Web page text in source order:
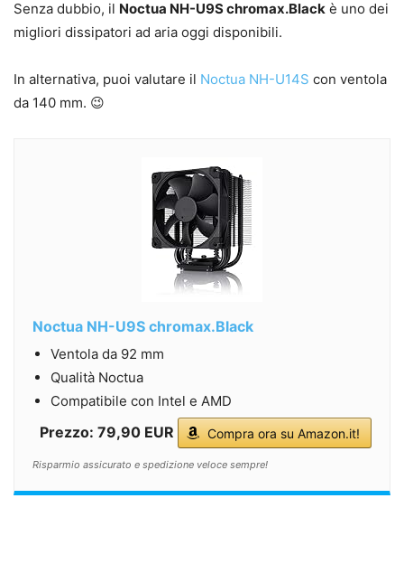
Senza dubbio, il Noctua NH-U9S chromax.Black è uno dei
migliori dissipatori ad aria oggi disponibili.
In alternativa, puoi valutare il Noctua NH-U14S con ventola
da 140 mm. 😉
Noctua NH-U9S chromax.Black
Ventola da 92 mm
Qualità Noctua
Compatibile con Intel e AMD
Prezzo: 79,90 EUR Compra ora su Amazon.it!
Risparmio assicurato e spedizione veloce sempre!